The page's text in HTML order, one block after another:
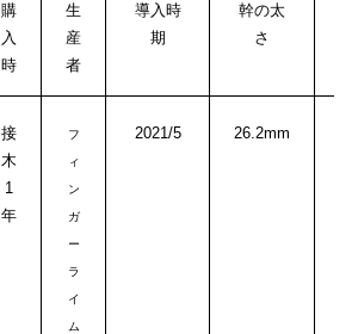
購
入
時
生
産
者
導入時
期
幹の太
さ
接
木
1
年
フ
ィ
ン
ガ
ー
ラ
イ
ム
2021/5 26.2mm